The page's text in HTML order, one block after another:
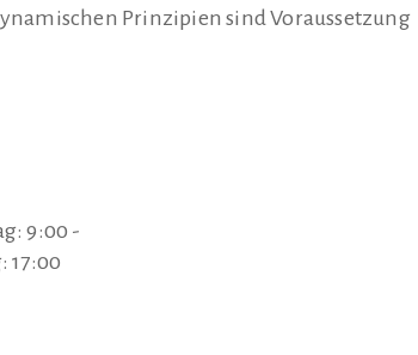
Prinzipien sind Voraussetzung
9:00 -
17:00